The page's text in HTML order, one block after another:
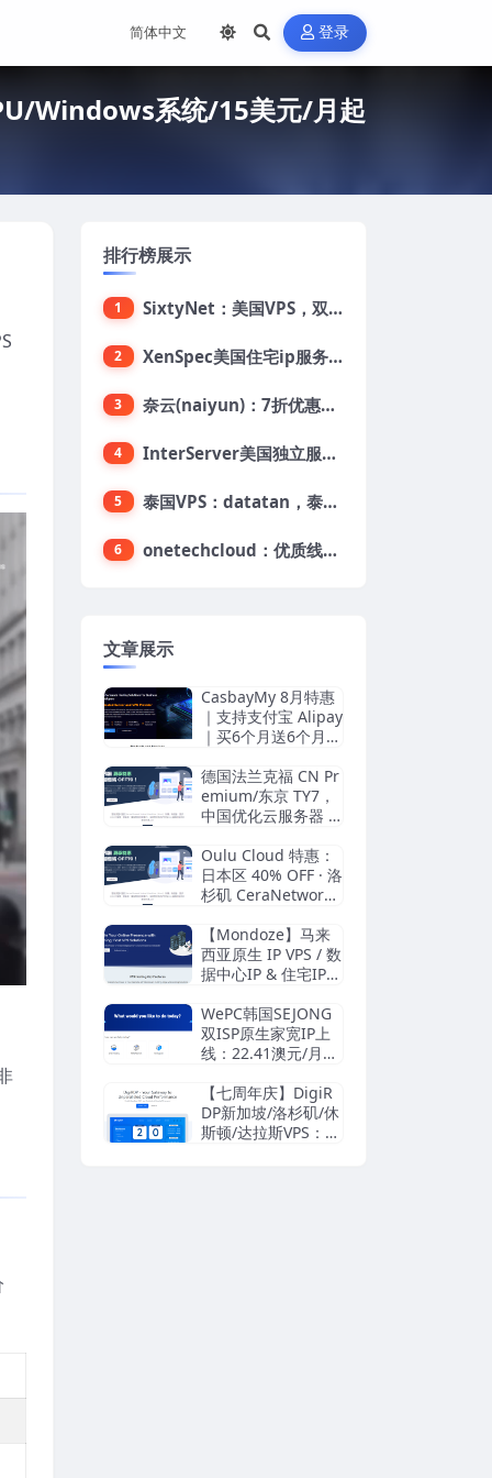
登录
Windows系统/15美元/月起
排行榜展示
1 SixtyNet：美国VPS，双ISP类住宅IP(AT&T)，CN2 GIA网络，超高DDoS防御，$14/月，2G内存/2核/40gSSD/5T流量/10Gbps带宽
2 XenSpec美国住宅ip服务器：美国家用ip/无限流量/10Gbps独享带宽/449美元/月起，支持支付宝
3 奈云(naiyun)：7折优惠，低至34元/月，洛杉矶/香港机房，三网CN2 GIA/CUII/高防保护，解锁Chatgpt/Tiktok
4 InterServer美国独立服务器：AMD RYZEN 3600X处理器，75美元/月，送40美元
5 泰国VPS：datatan，泰国不限流量VPS，$33/月，4G内存/3核/60gSSD
6 onetechcloud：优质线路，精品VPS低至28元，美国三网原生CN2 GIA（高防可选）、香港CN2、韩国CN2
文章展示
CasbayMy 8月特惠
｜支持支付宝 Alipay
｜买6个月送6个月｜
亚服务器｜100Mbp
s｜不限流量
德国法兰克福 CN Pr
emium/东京 TY7，
中国优化云服务器 6
Oulu Cloud 特惠：
日本区 40% OFF · 洛
杉矶 CeraNetworks
【Mondoze】马来
西亚原生 IP VPS / 数
据中心IP & 住宅IP双
量，不降速不断线
| 住宅IP动态轮
换，杜绝脏IP封号
WePC韩国SEJONG
双ISP原生家宽IP上
线：22.41澳元/月
加澳日韩台新马泰菲
越印尼巴西南非TikT
ok VPS，支持支付
【七周年庆】DigiR
DP新加坡/洛杉矶/休
斯顿/达拉斯VPS：2.